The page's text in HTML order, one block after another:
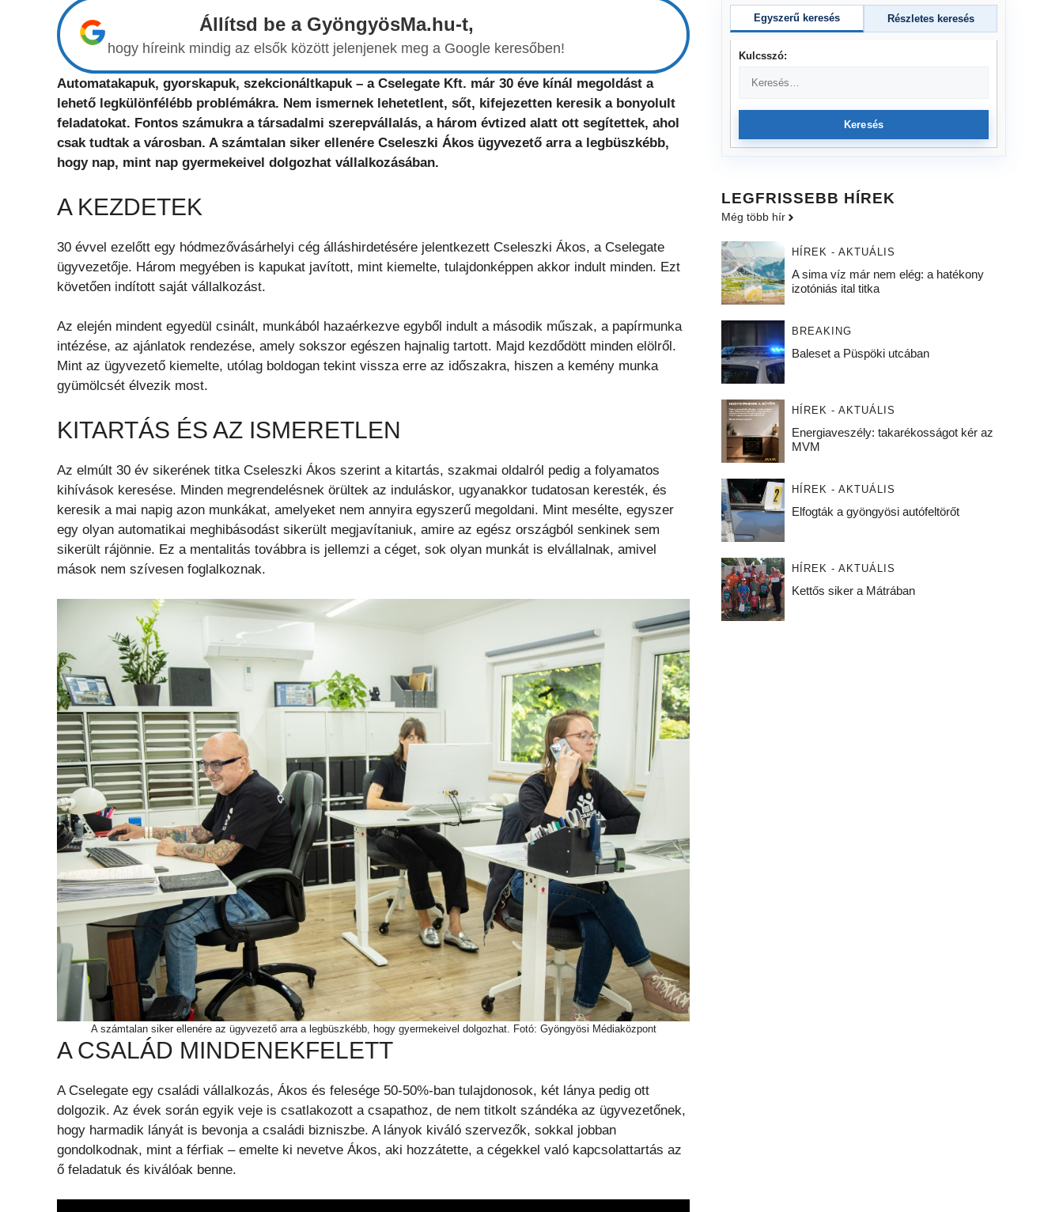
Állítsd be a GyöngyösMa.hu-t,
hogy híreink mindig az elsők között jelenjenek meg a Google keresőben!
Automatakapuk, gyorskapuk, szekcionáltkapuk – a Cselegate Kft. már 30 éve kínál megoldást a
lehető legkülönfélébb problémákra. Nem ismernek lehetetlent, sőt, kifejezetten keresik a bonyolult
feladatokat. Fontos számukra a társadalmi szerepvállalás, a három évtized alatt ott segítettek, ahol
csak tudtak a városban. A számtalan siker ellenére Cseleszki Ákos ügyvezető arra a legbüszkébb,
hogy nap, mint nap gyermekeivel dolgozhat vállalkozásában.
A KEZDETEK
30 évvel ezelőtt egy hódmezővásárhelyi cég álláshirdetésére jelentkezett Cseleszki Ákos, a Cselegate
ügyvezetője. Három megyében is kapukat javított, mint kiemelte, tulajdonképpen akkor indult minden. Ezt
követően indított saját vállalkozást.
Az elején mindent egyedül csinált, munkából hazaérkezve egyből indult a második műszak, a papírmunka
intézése, az ajánlatok rendezése, amely sokszor egészen hajnalig tartott. Majd kezdődött minden elölről.
Mint az ügyvezető kiemelte, utólag boldogan tekint vissza erre az időszakra, hiszen a kemény munka
gyümölcsét élvezik most.
KITARTÁS ÉS AZ ISMERETLEN
Az elmúlt 30 év sikerének titka Cseleszki Ákos szerint a kitartás, szakmai oldalról pedig a folyamatos
kihívások keresése. Minden megrendelésnek örültek az induláskor, ugyanakkor tudatosan keresték, és
keresik a mai napig azon munkákat, amelyeket nem annyira egyszerű megoldani. Mint mesélte, egyszer
egy olyan automatikai meghibásodást sikerült megjavítaniuk, amire az egész országból senkinek sem
sikerült rájönnie. Ez a mentalitás továbbra is jellemzi a céget, sok olyan munkát is elvállalnak, amivel
mások nem szívesen foglalkoznak.
A számtalan siker ellenére az ügyvezető arra a legbüszkébb, hogy gyermekeivel dolgozhat. Fotó: Gyöngyösi Médiaközpont
A CSALÁD MINDENEKFELETT
A Cselegate egy családi vállalkozás, Ákos és felesége 50-50%-ban tulajdonosok, két lánya pedig ott
dolgozik. Az évek során egyik veje is csatlakozott a csapathoz, de nem titkolt szándéka az ügyvezetőnek,
hogy harmadik lányát is bevonja a családi bizniszbe. A lányok kiváló szervezők, sokkal jobban
gondolkodnak, mint a férfiak – emelte ki nevetve Ákos, aki hozzátette, a cégekkel való kapcsolattartás az
ő feladatuk és kiválóak benne.
Egyszerű keresés Részletes keresés
Kulcsszó:
Keresés
LEGFRISSEBB HÍREK
Még több hír
HÍREK - AKTUÁLIS
A sima víz már nem elég: a hatékony
izotóniás ital titka
BREAKING
Baleset a Püspöki utcában
HÍREK - AKTUÁLIS
Energiaveszély: takarékosságot kér az
MVM
HÍREK - AKTUÁLIS
Elfogták a gyöngyösi autófeltörőt
HÍREK - AKTUÁLIS
Kettős siker a Mátrában